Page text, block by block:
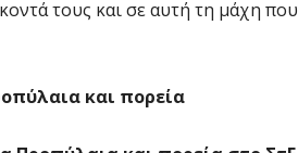
τους και σε αυτή τη μάχη που
και πορεία